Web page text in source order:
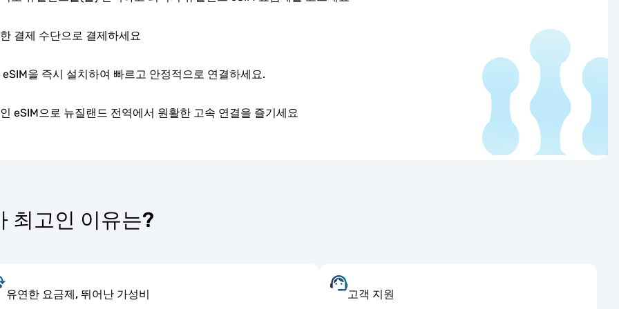
결제 수단으로 결제하세요
을 즉시 설치하여 빠르고 안정적으로 연결하세요.
eSIM으로 뉴질랜드 전역에서 원활한 고속 연결을 즐기세요
최고인 이유는?
유연한 요금제, 뛰어난 가성비 고객 지원